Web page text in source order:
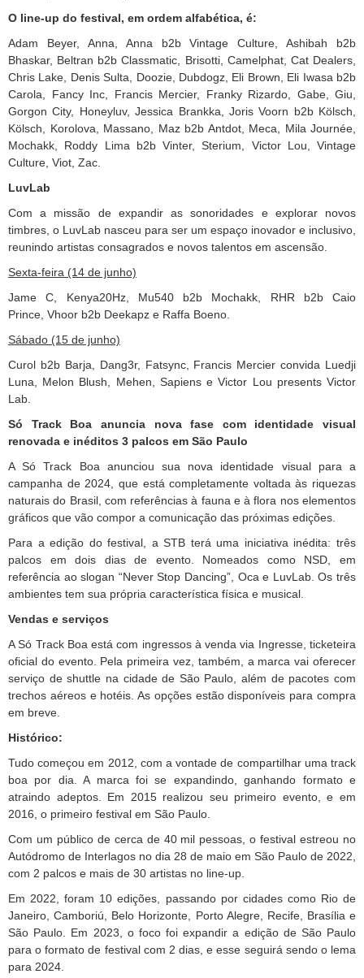
O line-up do festival, em ordem alfabética, é:
Adam Beyer, Anna, Anna b2b Vintage Culture, Ashibah b2b
Bhaskar, Beltran b2b Classmatic, Brisotti, Camelphat, Cat Dealers,
Chris Lake, Denis Sulta, Doozie, Dubdogz, Eli Brown, Eli Iwasa b2b
Carola, Fancy Inc, Francis Mercier, Franky Rizardo, Gabe, Giu,
Gorgon City, Honeyluv, Jessica Brankka, Joris Voorn b2b Kölsch,
Kölsch, Korolova, Massano, Maz b2b Antdot, Meca, Mila Journée,
Mochakk, Roddy Lima b2b Vinter, Sterium, Victor Lou, Vintage
Culture, Viot, Zac.
LuvLab
Com a missão de expandir as sonoridades e explorar novos
timbres, o LuvLab nasceu para ser um espaço inovador e inclusivo,
reunindo artistas consagrados e novos talentos em ascensão.
Sexta-feira (14 de junho)
Jame C, Kenya20Hz, Mu540 b2b Mochakk, RHR b2b Caio
Prince, Vhoor b2b Deekapz e Raffa Boeno.
Sábado (15 de junho)
Curol b2b Barja, Dang3r, Fatsync, Francis Mercier convida Luedji
Luna, Melon Blush, Mehen, Sapiens e Victor Lou presents Victor
Lab.
Só Track Boa anuncia nova fase com identidade visual
renovada e inéditos 3 palcos em São Paulo
A Só Track Boa anunciou sua nova identidade visual para a
campanha de 2024, que está completamente voltada às riquezas
naturais do Brasil, com referências à fauna e à flora nos elementos
gráficos que vão compor a comunicação das próximas edições.
Para a edição do festival, a STB terá uma iniciativa inédita: três
palcos em dois dias de evento. Nomeados como NSD, em
referência ao slogan “Never Stop Dancing”, Oca e LuvLab. Os três
ambientes tem sua própria característica física e musical.
Vendas e serviços
A Só Track Boa está com ingressos à venda via Ingresse, ticketeira
oficial do evento. Pela primeira vez, também, a marca vai oferecer
serviço de shuttle na cidade de São Paulo, além de pacotes com
trechos aéreos e hotéis. As opções estão disponíveis para compra
em breve.
Histórico:
Tudo começou em 2012, com a vontade de compartilhar uma track
boa por dia. A marca foi se expandindo, ganhando formato e
atraindo adeptos. Em 2015 realizou seu primeiro evento, e em
2016, o primeiro festival em São Paulo.
Com um público de cerca de 40 mil pessoas, o festival estreou no
Autódromo de Interlagos no dia 28 de maio em São Paulo de 2022,
com 2 palcos e mais de 30 artistas no line-up.
Em 2022, foram 10 edições, passando por cidades como Rio de
Janeiro, Camboriú, Belo Horizonte, Porto Alegre, Recife, Brasília e
São Paulo. Em 2023, o foco foi expandir a edição de São Paulo
para o formato de festival com 2 dias, e esse seguirá sendo o lema
para 2024.